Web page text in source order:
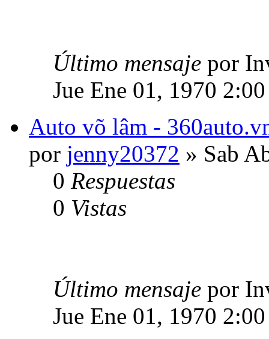
Último mensaje por
Jue Ene 01, 1970
Auto võ lâm -
por jenny20372 » Sab
0 Respuestas
0 Vistas
Último mensaje por
Jue Ene 01, 1970